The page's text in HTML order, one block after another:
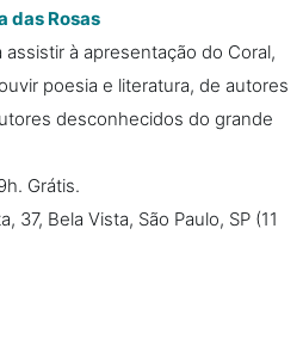
das Rosas
à apresentação do Coral,
poesia e literatura, de autores
desconhecidos do grande
Grátis.
37, Bela Vista, São Paulo, SP (11